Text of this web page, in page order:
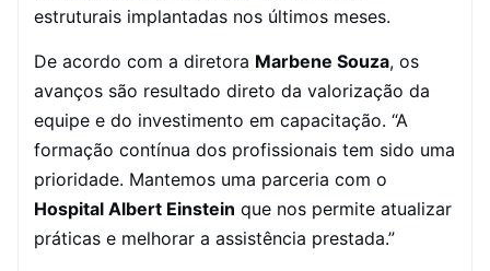
estruturais implantadas nos últimos meses.
De acordo com a diretora Marbene Souza, os
avanços são resultado direto da valorização da
equipe e do investimento em capacitação. “A
formação contínua dos profissionais tem sido uma
prioridade. Mantemos uma parceria com o
Hospital Albert Einstein que nos permite atualizar
práticas e melhorar a assistência prestada.”